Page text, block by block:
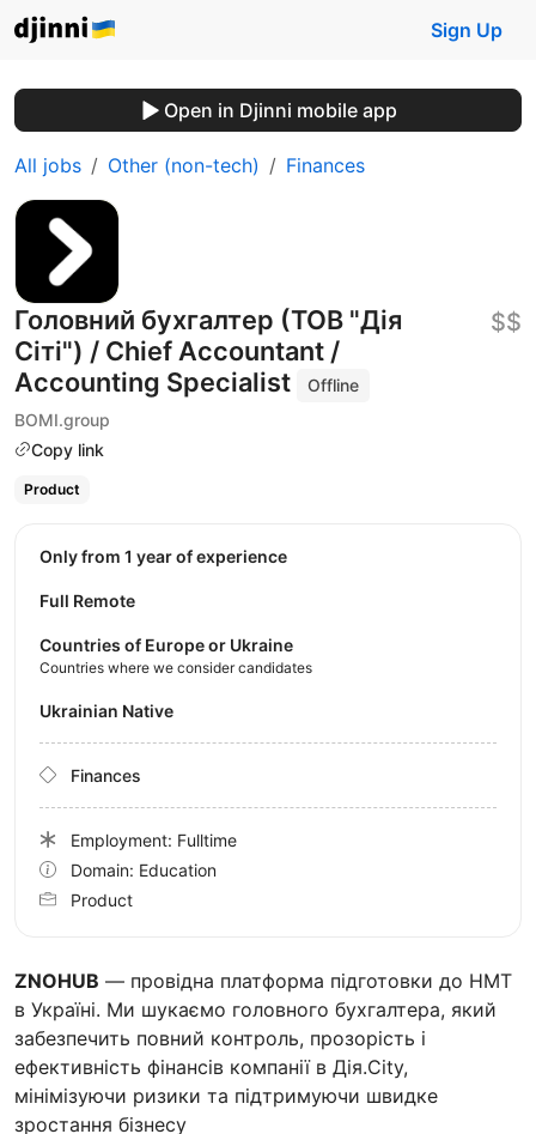
Sign Up
Open in Djinni mobile app
All jobs Other (non-tech) Finances
Головний бухгалтер (ТОВ "Дія
Сіті") / Chief Accountant /
Accounting Specialist
Offline
BOMI.group
Copy link
$$
Product
ZNOHUB — провідна платформа підготовки до НМТ
в Україні. Ми шукаємо головного бухгалтера, який
забезпечить повний контроль, прозорість і
ефективність фінансів компанії в Дія.City,
мінімізуючи ризики та підтримуючи швидке
зростання бізнесу
Only from 1 year of experience
Full Remote
Countries of Europe or Ukraine
Countries where we consider candidates
Ukrainian Native
Finances
Employment: Fulltime
Domain: Education
Product